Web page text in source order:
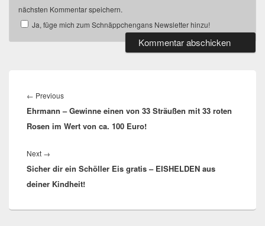
nächsten Kommentar speichern.
Ja, füge mich zum Schnäppchengans Newsletter hinzu!
← PreviousPrevious
post:
Ehrmann – Gewinne einen von 33 Sträußen mit 33 roten
Rosen im Wert von ca. 100 Euro!
Next →
post:
Sicher dir ein Schöller Eis gratis – EISHELDEN aus
deiner Kindheit!